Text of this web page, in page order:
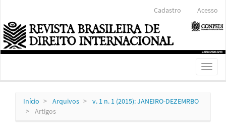
Conteúdo
principal
Barra
Lateral
Cadastro Acesso
Toggle
Início Arquivos
v. 1 n. 1 (2015): JANEIRO-DEZEMRBO
Artigos